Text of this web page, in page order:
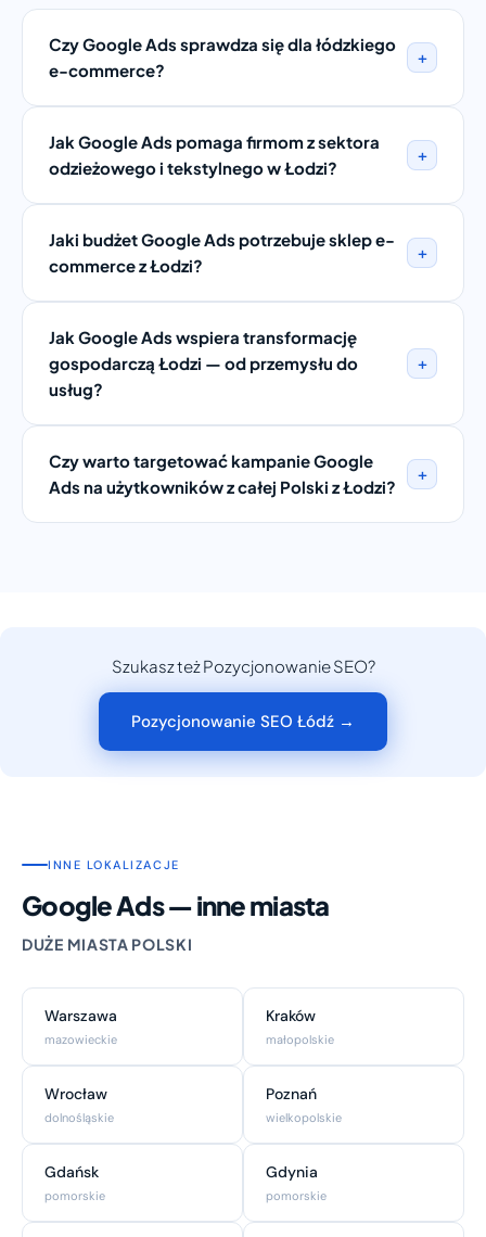
Czy Google Ads sprawdza się dla łódzkiego
e-commerce?
+
Jak Google Ads pomaga firmom z sektora
odzieżowego i tekstylnego w Łodzi?
+
Jaki budżet Google Ads potrzebuje sklep e-
commerce z Łodzi?
+
Jak Google Ads wspiera transformację
gospodarczą Łodzi — od przemysłu do
usług?
+
Czy warto targetować kampanie Google
Ads na użytkowników z całej Polski z Łodzi?
+
Szukasz też Pozycjonowanie SEO?
Pozycjonowanie SEO Łódź →
INNE LOKALIZACJE
Google Ads — inne miasta
DUŻE MIASTA POLSKI
Warszawa
mazowieckie
Kraków
małopolskie
Wrocław
dolnośląskie
Poznań
wielkopolskie
Gdańsk
pomorskie
Gdynia
pomorskie